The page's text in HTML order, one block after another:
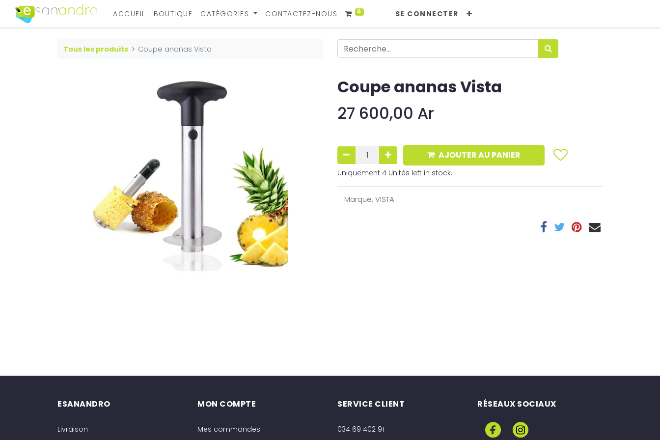
ACCUEIL BOUTIQUE CATÉGORIES CONTACTEZ-NOUS 0 SE CONNECTER
Tous les produits Coupe ananas Vista
Coupe ananas Vista
27 600,00 Ar
AJOUTER AU PANIER
Uniquement 4 Unités left in stock.
Marque: VISTA
ESANANDRO
Livraison
MON COMPTE
Mes commandes
SERVICE CLIENT
034 69 402 91
RÉSEAUX SOCIAUX